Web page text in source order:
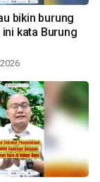
bikin burung
kata Burung